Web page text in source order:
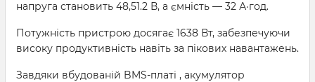
напруга становить 48,51.2 В, а ємність — 32 А·год.
Потужність пристрою досягає 1638 Вт, забезпечуючи
високу продуктивність навіть за пікових навантажень.
Завдяки вбудованій BMS-платі , акумулятор